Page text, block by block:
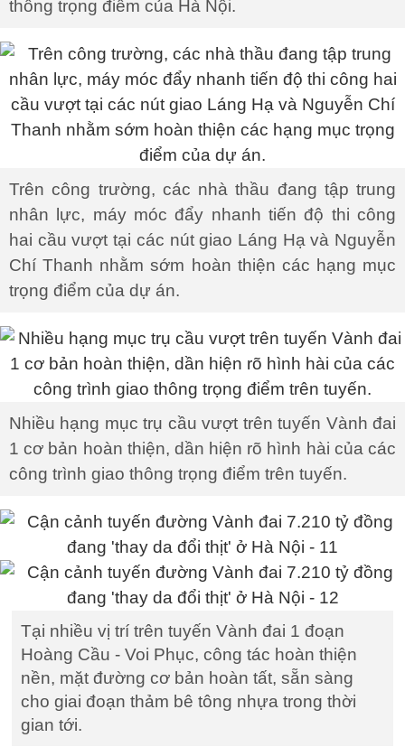
thông trọng điểm của Hà Nội.
Trên công trường, các nhà thầu đang tập trung
nhân lực, máy móc đẩy nhanh tiến độ thi công
hai cầu vượt tại các nút giao Láng Hạ và Nguyễn
Chí Thanh nhằm sớm hoàn thiện các hạng mục
trọng điểm của dự án.
Nhiều hạng mục trụ cầu vượt trên tuyến Vành đai
1 cơ bản hoàn thiện, dần hiện rõ hình hài của các
công trình giao thông trọng điểm trên tuyến.
Tại nhiều vị trí trên tuyến Vành đai 1 đoạn
Hoàng Cầu - Voi Phục, công tác hoàn thiện
nền, mặt đường cơ bản hoàn tất, sẵn sàng
cho giai đoạn thảm bê tông nhựa trong thời
gian tới.